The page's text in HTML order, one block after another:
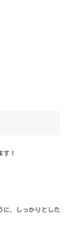
す！
に、しっかりとした